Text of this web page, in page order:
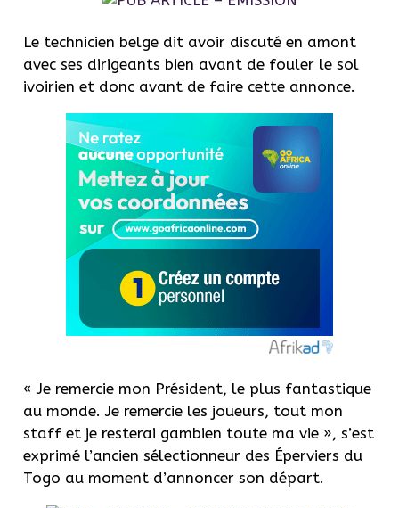
Le technicien belge dit avoir discuté en amont
avec ses dirigeants bien avant de fouler le sol
ivoirien et donc avant de faire cette annonce.
« Je remercie mon Président, le plus fantastique
au monde. Je remercie les joueurs, tout mon
staff et je resterai gambien toute ma vie », s’est
exprimé l’ancien sélectionneur des Éperviers du
Togo au moment d’annoncer son départ.